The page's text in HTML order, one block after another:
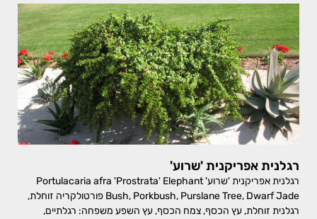
רגלנית אפריקנית 'שרוע'
רגלנית אפריקנית 'שרוע' Portulacaria afra 'Prostrata' Elephant
Bush, Porkbush, Purslane Tree, Dwarf Jade פורטולקריה זוחלת,
רגלנית זוחלת, עץ הכסף, צמח הכסף, עץ השפע משפחה: רגלתיים,